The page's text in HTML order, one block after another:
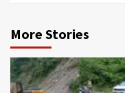
More Stories